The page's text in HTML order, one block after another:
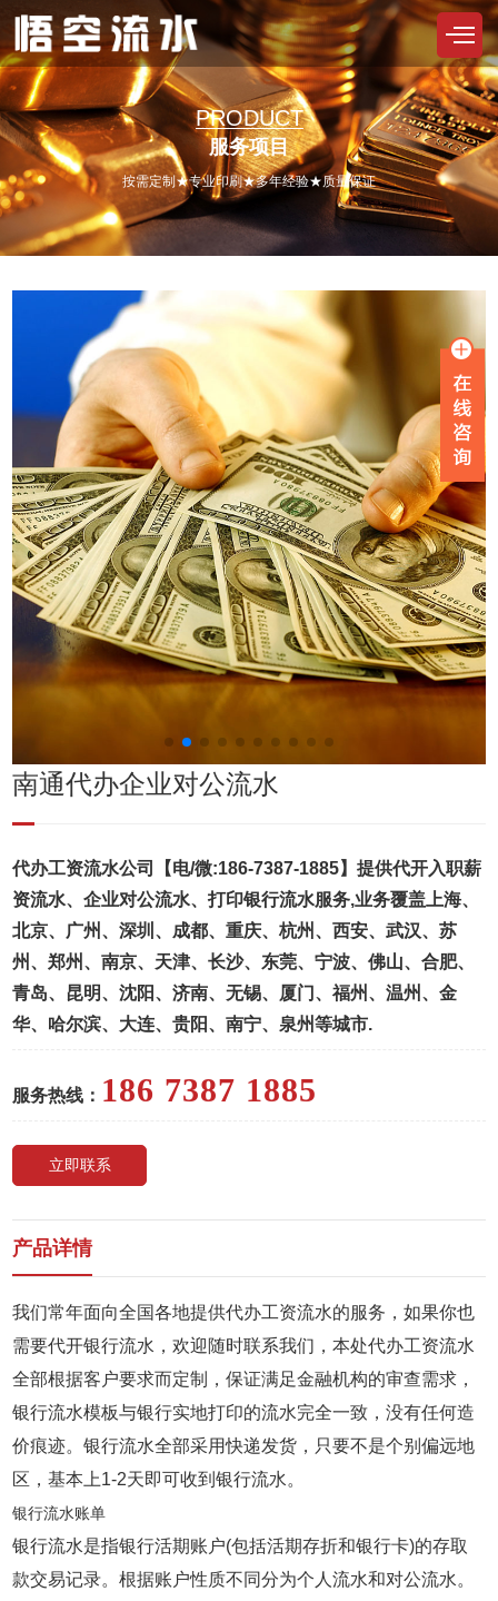
PRODUCT
服务项目
按需定制★专业印刷★多年经验★质量保证
南通代办企业对公流水
代办工资流水公司【电/微:186-7387-1885】提供代开入职薪
资流水、企业对公流水、打印银行流水服务,业务覆盖上海、
北京、广州、深圳、成都、重庆、杭州、西安、武汉、苏
州、郑州、南京、天津、长沙、东莞、宁波、佛山、合肥、
青岛、昆明、沈阳、济南、无锡、厦门、福州、温州、金
华、哈尔滨、大连、贵阳、南宁、泉州等城市.
服务热线： 186 7387 1885
立即联系
产品详情
我们常年面向全国各地提供代办工资流水的服务，如果你也
需要代开银行流水，欢迎随时联系我们，本处代办工资流水
全部根据客户要求而定制，保证满足金融机构的审查需求，
银行流水模板与银行实地打印的流水完全一致，没有任何造
价痕迹。银行流水全部采用快递发货，只要不是个别偏远地
区，基本上1-2天即可收到银行流水。
银行流水账单
银行流水是指银行活期账户(包括活期存折和银行卡)的存取
款交易记录。根据账户性质不同分为个人流水和对公流水。